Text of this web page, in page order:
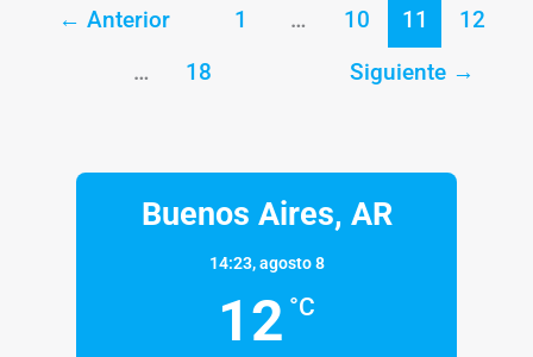
← Anterior 1 … 10 11
12
…
18 Siguiente →
Buenos Aires, AR
14:23,agosto 8
12 °C